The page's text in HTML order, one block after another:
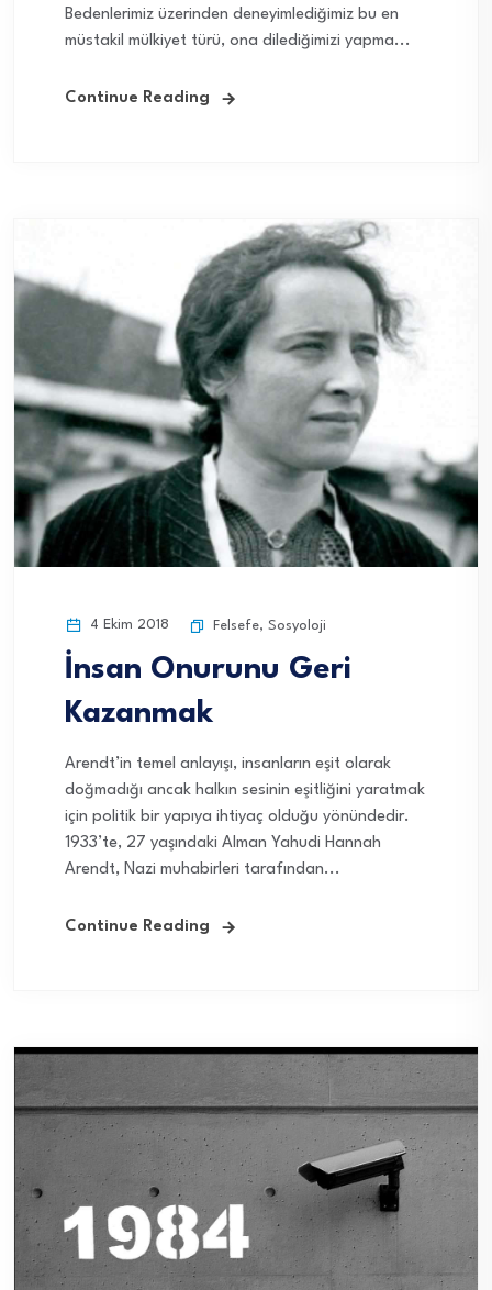
Bedenlerimiz üzerinden deneyimlediğimiz bu en
müstakil mülkiyet türü, ona dilediğimizi yapma...
Continue Reading
4 Ekim 2018 Felsefe, Sosyoloji
İnsan Onurunu Geri
Kazanmak
Arendt’in temel anlayışı, insanların eşit olarak
doğmadığı ancak halkın sesinin eşitliğini yaratmak
için politik bir yapıya ihtiyaç olduğu yönündedir.
1933’te, 27 yaşındaki Alman Yahudi Hannah
Arendt, Nazi muhabirleri tarafından...
Continue Reading